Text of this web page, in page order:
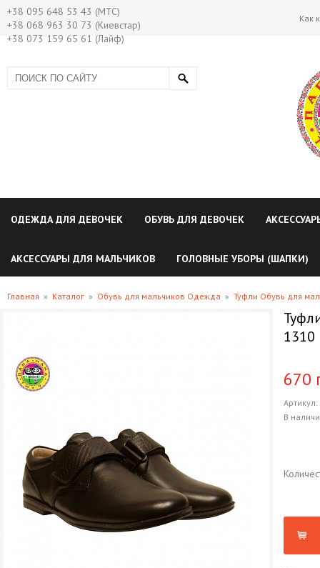
+38 095 648 53 43 (МТС)
+38 068 963 30 73 (Киевстар)
+38 073 159 65 61 (Лайф)
Как
ОДЕЖДА ДЛЯ ДЕВОЧЕК ОБУВЬ ДЛЯ ДЕВОЧЕК
АКСЕССУАРЫ ДЛЯ МАЛЬЧИКОВ ГОЛОВНЫЕ УБОРЫ (ШАПКИ)
Главная » Каталог » Обувь для мальчиков Одежда » Туфли Обувь для
1310
670
Артикул:
В